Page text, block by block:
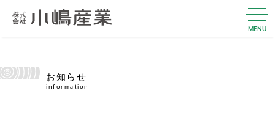
MENU
お知らせ
information